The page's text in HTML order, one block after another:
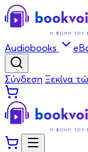
Audiobooks
Σύνδεση Ξεκίνα